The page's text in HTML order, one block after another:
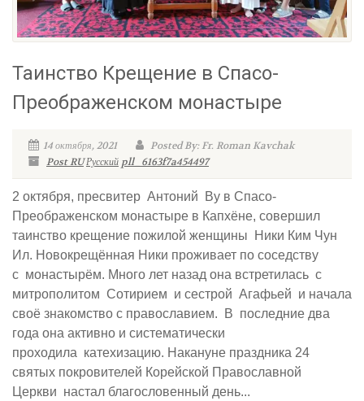
Таинство Крещение в Спасо-
Преображенском монастыре
14 октября, 2021
Posted By: Fr. Roman Kavchak
Post RUРусский pll_6163f7a454497
2 октября, пресвитер Антоний Ву в Спасо-
Преображенском монастыре в Капхёне, совершил
таинство крещение пожилой женщины Ники Ким Чун
Ил. Новокрещённая Ники проживает по соседству
с монастырём. Много лет назад она встретилась с
митрополитом Сотирием и сестрой Агафьей и начала
своё знакомство с православием. В последние два
года она активно и систематически
проходила катехизацию. Накануне праздника 24
святых покровителей Корейской Православной
Церкви настал благословенный день...